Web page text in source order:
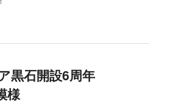
黒石開設6周年
様